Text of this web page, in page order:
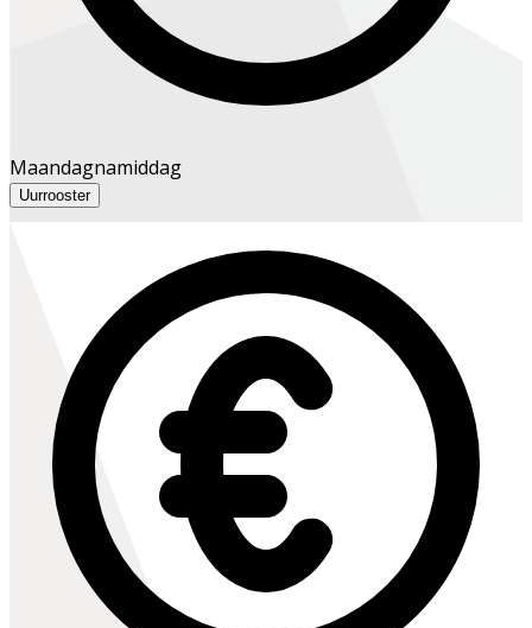
Maandagnamiddag
Uurrooster